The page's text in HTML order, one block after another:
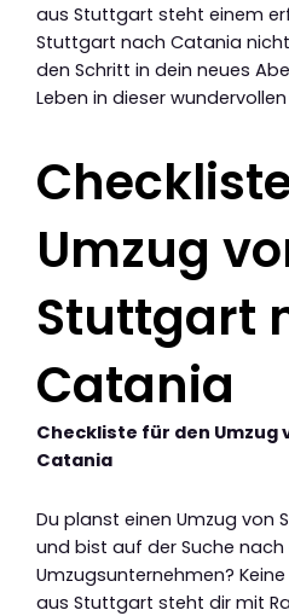
aus Stuttgart steht einem
Stuttgart nach Catania
den Schritt in dein neues
Leben in dieser
Umzug
Stuttgart
Catania
Checkliste für den
Catania
Du planst einen Umzug
und bist auf der Suche
Umzugsunternehmen?
aus Stuttgart steht dir mit